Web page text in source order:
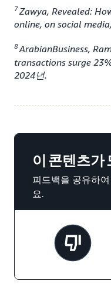
7Zawya, Revealed:
online, on social
8ArabianBusiness,
transactions surge
2024년.
이 콘텐츠가
피드백을 공유하
요.